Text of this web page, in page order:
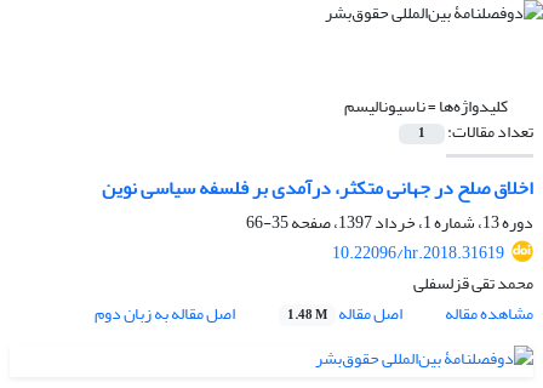
کلیدواژه‌ها =ناسیونالیسم
تعداد مقالات: 1
اخلاق صلح در جهانی متکثر، درآمدی بر فلسفه سیاسی نوین
دوره 13، شماره 1، خرداد 1397، صفحه
35-66
10.22096/hr.2018.31619
محمد تقی قزلسفلی
مشاهده مقاله
اصل مقاله 1.48 M اصل مقاله به زبان دوم